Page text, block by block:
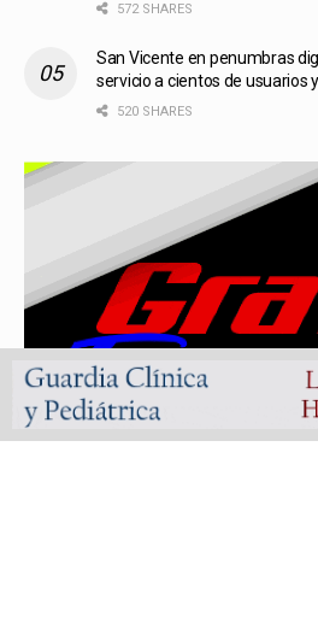
572 SHARES
San Vicente en penumbras
servicio a cientos de usuarios
520 SHARES